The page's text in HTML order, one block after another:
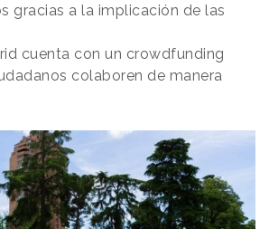
gracias a la implicación de las
cuenta con un crowdfunding
colaboren de manera